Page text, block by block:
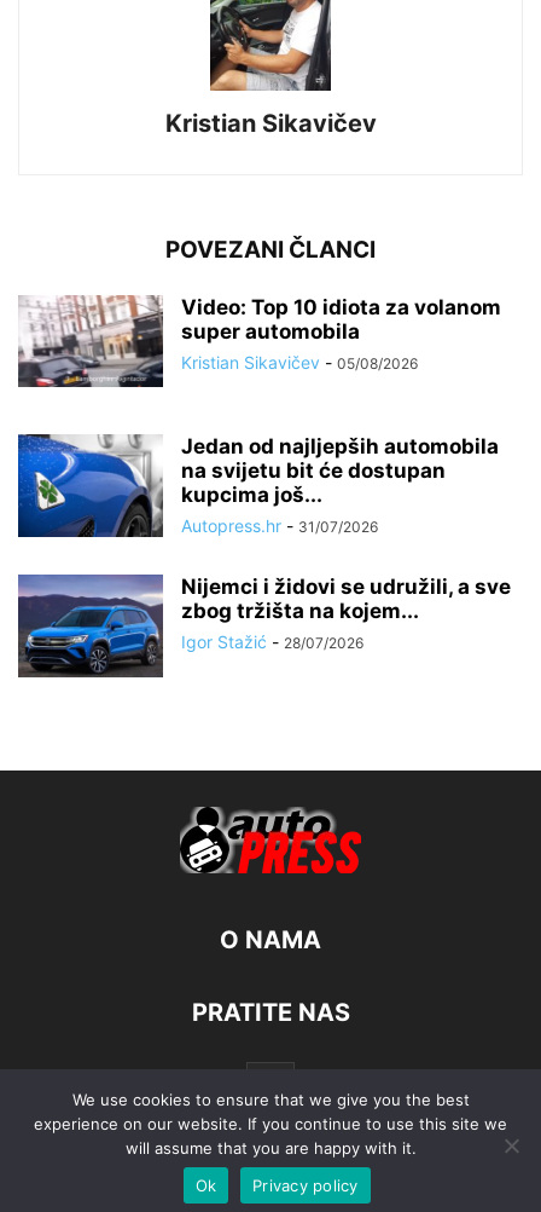
Kristian Sikavičev
POVEZANI ČLANCI
Video: Top 10 idiota za volanom
super automobila
Kristian Sikavičev - 05/08/2026
Jedan od najljepših automobila
na svijetu bit će dostupan
kupcima još...
Autopress.hr - 31/07/2026
Nijemci i židovi se udružili, a sve
zbog tržišta na kojem...
Igor Stažić - 28/07/2026
O NAMA
PRATITE NAS
© Autopress - Sva prava pridržana.
We use cookies to ensure that we give you the best
experience on our website. If you continue to use this site we
will assume that you are happy with it.
Ok
Privacy policy